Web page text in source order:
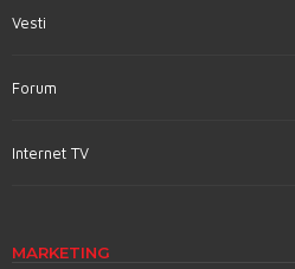
Vesti
Forum
Internet TV
MARKETING